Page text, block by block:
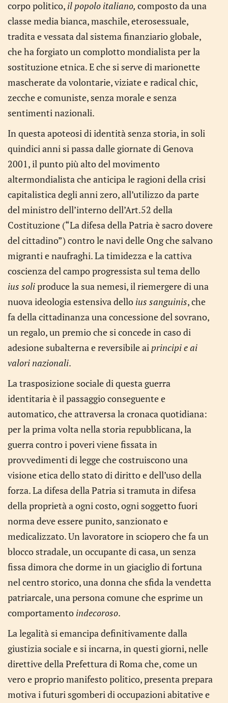
corpo politico, il popolo italiano, composto da una
classe media bianca, maschile, eterosessuale,
tradita e vessata dal sistema finanziario globale,
che ha forgiato un complotto mondialista per la
sostituzione etnica. E che si serve di marionette
mascherate da volontarie, viziate e radical chic,
zecche e comuniste, senza morale e senza
sentimenti nazionali.
In questa apoteosi di identità senza storia, in soli
quindici anni si passa dalle giornate di Genova
2001, il punto più alto del movimento
altermondialista che anticipa le ragioni della crisi
capitalistica degli anni zero, all’utilizzo da parte
del ministro dell’interno dell’Art.52 della
Costituzione (“La difesa della Patria è sacro dovere
del cittadino”) contro le navi delle Ong che salvano
migranti e naufraghi. La timidezza e la cattiva
coscienza del campo progressista sul tema dello
ius soliproduce la sua nemesi, il riemergere di una
nuova ideologia estensiva dello ius sanguinis, che
fa della cittadinanza una concessione del sovrano,
un regalo, un premio che si concede in caso di
adesione subalterna e reversibile ai principi e ai
valori nazionali.
La trasposizione sociale di questa guerra
identitaria è il passaggio conseguente e
automatico, che attraversa la cronaca quotidiana:
per la prima volta nella storia repubblicana, la
guerra contro i poveri viene fissata in
provvedimenti di legge che costruiscono una
visione etica dello stato di diritto e dell’uso della
forza. La difesa della Patria si tramuta in difesa
della proprietà a ogni costo, ogni soggetto fuori
norma deve essere punito, sanzionato e
medicalizzato. Un lavoratore in sciopero che fa un
blocco stradale, un occupante di casa, un senza
fissa dimora che dorme in un giaciglio di fortuna
nel centro storico, una donna che sfida la vendetta
patriarcale, una persona comune che esprime un
comportamento indecoroso.
La legalità si emancipa definitivamente dalla
giustizia sociale e si incarna, in questi giorni, nelle
direttive della Prefettura di Roma che, come un
vero e proprio manifesto politico, presenta prepara
motiva i futuri sgomberi di occupazioni abitative e